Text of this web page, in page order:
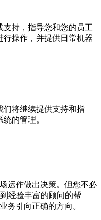
持，指导您和您的员工
操作，并提供日常机器
们将继续提供支持和指
的管理。
运作做出决策。但您不必
经验丰富的顾问的帮
务引向正确的方向。